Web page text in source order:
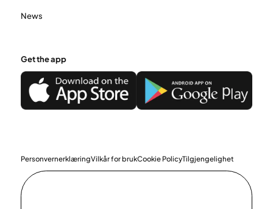
News
Get the app
PersonvernerklæringVilkår for brukCookie PolicyTilgjengelighet